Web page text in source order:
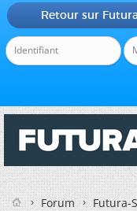
Retour sur
Forum
Futura-